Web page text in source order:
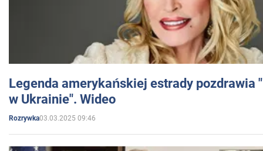
Legenda amerykańskiej estrady pozdrawia
w Ukrainie". Wideo
Rozrywka03.03.2025 09:46